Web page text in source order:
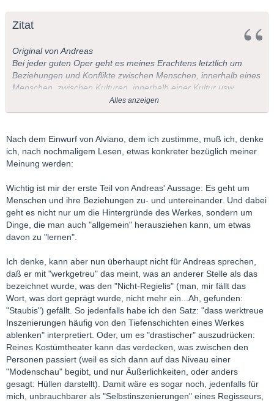
Zitat
Original von Andreas
Bei jeder guten Oper geht es meines Erachtens letztlich um
Beziehungen und Konflikte zwischen Menschen, innerhalb eines
Menschen, zwischen Kulturen, innerhalb einer Kultur usw..
Für mich stellt sich deshalb die Ausgangsfrage so dar –
welchem Inszenierungsstil gelingt es eher diese Hintergründe
Grundsätzlich kann dies theoretisch beiden Stilen gelingen.
Allerdings ist es auch meine Erfahrung, dass werktreue
ablenken – zu sehr ziehen sie die Aufmerksamkeit der
Zuschauer auf Äußeres (schönes Bühnenbild und Kostüme
usw.). Außerdem erwecken sie den Anschein, dass das, was auf
der Bühne geschieht gar nichts mehr mit den Menschen von
heute zu tun hat – „so war das früher halt“. Das sehe ich aber
dadurch aus, dass sie auch die modernen Menschen noch
tangieren. Es dreht sich doch schließlich um die großen
Themen wie Liebe, Eifersucht, Rache, Macht usw..
Provokative Inszenierungen gelingt es meines Erachtens
deutlich besser, die oben angesprochenen Konflikte offen zu
legen und nicht hinter dem historischen Gewand zu vernebeln.
Außerdem machen sie sehr wohl deutlich, dass das, was auf
der Bühne geschieht, auch den Menschen von heute noch
etwas angeht. Nur so macht Oper als Kunst meines Erachtens
Sinn.
D.h. aber auch, wo provokative Inszenierungen nur Selbstzweck
Alles anzeigen
Nach dem Einwurf von Alviano, dem ich zustimme, muß ich, denke
ich, nach nochmaligem Lesen, etwas konkreter bezüglich meiner
Meinung werden:
Wichtig ist mir der erste Teil von Andreas' Aussage: Es geht um
Menschen und ihre Beziehungen zu- und untereinander. Und dabei
geht es nicht nur um die Hintergründe des Werkes, sondern um
Dinge, die man auch "allgemein" herausziehen kann, um etwas
davon zu "lernen".
Ich denke, kann aber nun überhaupt nicht für Andreas sprechen,
daß er mit "werkgetreu" das meint, was an anderer Stelle als das
bezeichnet wurde, was den "Nicht-Regielis" (man, mir fällt das
Wort, was dort geprägt wurde, nicht mehr ein...Ah, gefunden:
"Staubis") gefällt. So jedenfalls habe ich den Satz: "dass werktreue
Inszenierungen häufig von den Tiefenschichten eines Werkes
ablenken" interpretiert. Oder, um es "drastischer" auszudrücken:
Reines Kostümtheater kann das verdecken, was zwischen den
Personen passiert (weil es sich dann auf das Niveau einer
"Modenschau" begibt, und nur Äußerlichkeiten, oder anders
gesagt: Hüllen darstellt). Damit wäre es sogar noch, jedenfalls für
mich, unbrauchbarer als "Selbstinszenierungen" eines Regisseurs,